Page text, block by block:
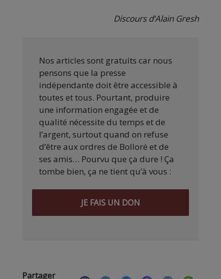
Discours d’Alain Gresh
Nos articles sont gratuits car nous
pensons que la presse
indépendante doit être accessible à
toutes et tous. Pourtant, produire
une information engagée et de
qualité nécessite du temps et de
l’argent, surtout quand on refuse
d’être aux ordres de Bolloré et de
ses amis… Pourvu que ça dure ! Ça
tombe bien, ça ne tient qu’à vous :
JE FAIS UN DON
Partager